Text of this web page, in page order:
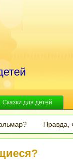
Сказки для детей
Правда,